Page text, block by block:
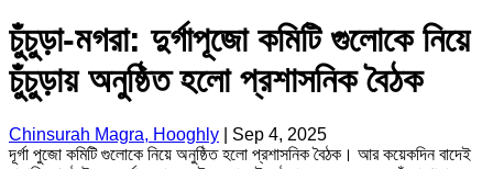
চুঁচুড়া-মগরা: দুর্গাপূজো কমিটি গুলোকে নিয়ে
চুঁচুড়ায় অনুষ্ঠিত হলো প্রশাসনিক বৈঠক
Chinsurah Magra, Hooghly
Sep 4, 2025
দূর্গা পুজো কমিটি গুলোকে নিয়ে অনুষ্ঠিত হলো প্রশাসনিক বৈঠক। আর কয়েকদিন বাদেই